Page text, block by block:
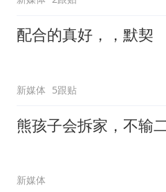
配合的真好，，默契
新媒体 5跟贴
熊孩子会拆家，不输
新媒体